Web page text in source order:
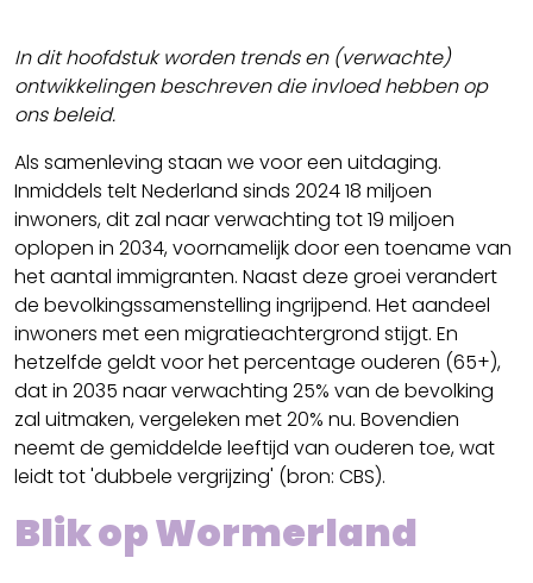
In dit hoofdstuk worden trends en (verwachte)
ontwikkelingen beschreven die invloed hebben op
ons beleid.
Als samenleving staan we voor een uitdaging.
Inmiddels telt Nederland sinds 2024 18 miljoen
inwoners, dit zal naar verwachting tot 19 miljoen
oplopen in 2034, voornamelijk door een toename van
het aantal immigranten. Naast deze groei verandert
de bevolkingssamenstelling ingrijpend. Het aandeel
inwoners met een migratieachtergrond stijgt. En
hetzelfde geldt voor het percentage ouderen (65+),
dat in 2035 naar verwachting 25% van de bevolking
zal uitmaken, vergeleken met 20% nu. Bovendien
neemt de gemiddelde leeftijd van ouderen toe, wat
leidt tot 'dubbele vergrijzing' (bron: CBS).
Blik op Wormerland